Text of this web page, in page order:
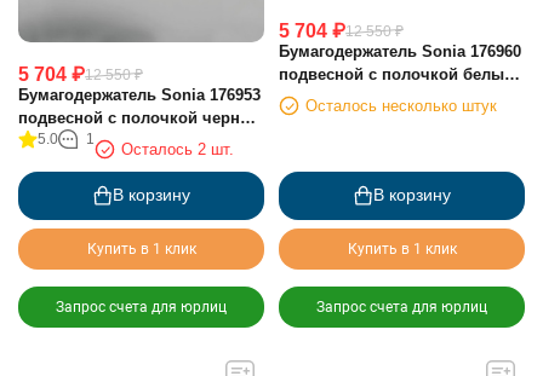
5 704 ₽12 550 ₽
Бумагодержатель Sonia 176953
подвесной с полочкой черный
матовый
5.0 1
Осталось 2 шт.
В корзину
Купить в 1 клик
Запрос счета для юрлиц
5 704 ₽12 550 ₽
Бумагодержатель Sonia 176960
подвесной с полочкой белый
матовый
Осталось несколько штук
В корзину
Купить в 1 клик
Запрос счета для юрлиц